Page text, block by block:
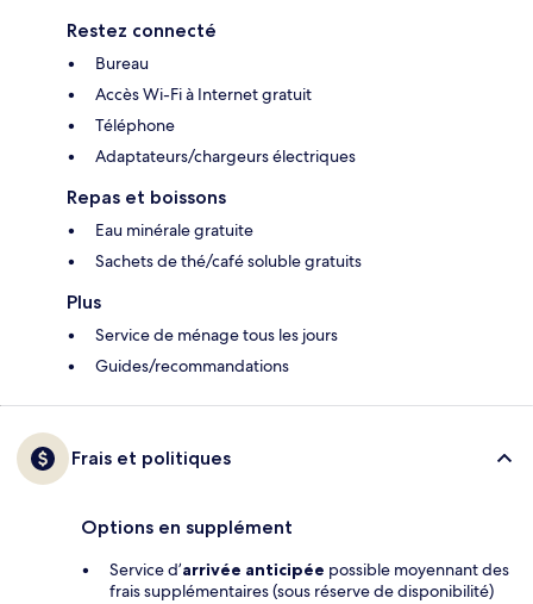
Restez connecté
Bureau
Accès Wi-Fi à Internet gratuit
Téléphone
Adaptateurs/chargeurs électriques
Repas et boissons
Eau minérale gratuite
Sachets de thé/café soluble gratuits
Plus
Service de ménage tous les jours
Guides/recommandations
Frais et politiques
Options en supplément
Service d’arrivée anticipée possible moyennant des
frais supplémentaires (sous réserve de disponibilité)